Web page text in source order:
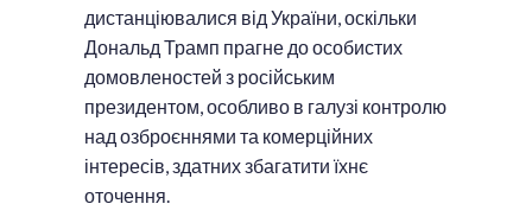
дистанціювалися від України, оскільки
Дональд Трамп прагне до особистих
домовленостей з російським
президентом, особливо в галузі контролю
над озброєннями та комерційних
інтересів, здатних збагатити їхнє
оточення.